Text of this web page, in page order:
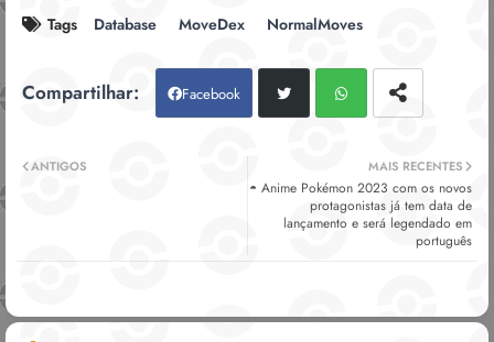
Tags Database MoveDex NormalMoves
Facebook
er atsa
MAIS RECENTES
◓ Anime Pokémon 2023 com os novos
protagonistas já tem data de
lançamento e será legendado em
português
ANTIGOS